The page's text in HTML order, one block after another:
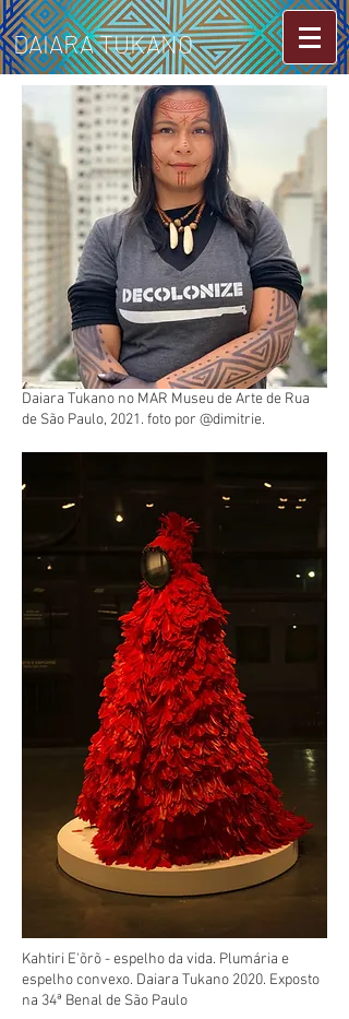
DAIARA TUKANO
Daiara Tukano no MAR Museu de Arte de Rua
de São Paulo, 2021. foto por @dimitrie.
Kahtiri E'õrõ - espelho da vida. Plumária e
espelho convexo. Daiara Tukano 2020. Exposto
na 34ª Benal de São Paulo